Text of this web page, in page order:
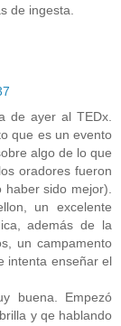
de ingesta.
de ayer al TEDx.
que es un evento
algo de lo que
oradores fueron
sido mejor).
un excelente
además de la
un campamento
intenta enseñar el
buena. Empezó
y qe hablando